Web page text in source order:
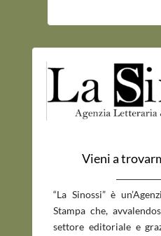
Vieni a
“La Sinossi” è
Stampa che,
settore editoriale e